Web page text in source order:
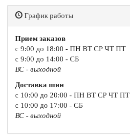
График работы
Прием заказов
с 9:00 до 18:00 - ПН ВТ СР ЧТ ПТ
с 9:00 до 14:00 - СБ
ВС - выходной
Доставка шин
с 10:00 до 20:00 - ПН ВТ СР ЧТ ПТ
с 10:00 до 17:00 - СБ
ВС - выходной